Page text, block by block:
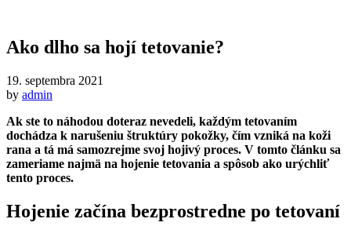
Ako dlho sa hojí tetovanie?
19. septembra 2021
by admin
Ak ste to náhodou doteraz nevedeli, každým tetovaním
dochádza k narušeniu štruktúry pokožky, čím vzniká na koži
rana a tá má samozrejme svoj hojivý proces. V tomto článku sa
zameriame najmä na hojenie tetovania a spôsob ako urýchliť
tento proces.
Hojenie začína bezprostredne po tetovaní